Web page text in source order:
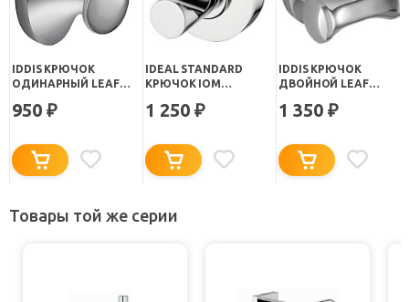
IDDIS КРЮЧОК
ОДИНАРНЫЙ LEAF
950 ₽
IDEAL STANDARD
КРЮЧОК IOM
1 250 ₽
IDDIS КРЮЧОК
ДВОЙНОЙ LEAF
1 350 ₽
Товары той же серии